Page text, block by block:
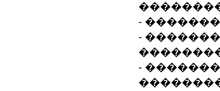
-
-
-